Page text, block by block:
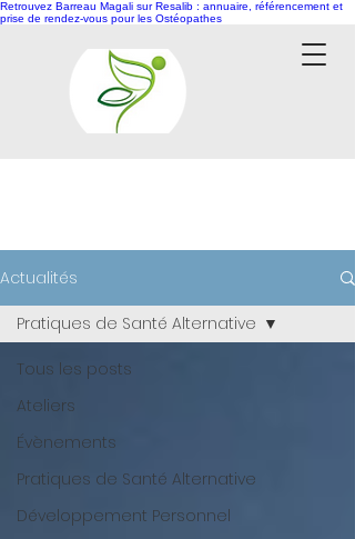
Retrouvez Barreau Magali sur Resalib : annuaire, référencement et
prise de rendez-vous pour les Ostéopathes
Actualités
Tous les posts
Ateliers
Évènements
Pratiques de Santé Alternative
Développement Personnel
Pratiques de Santé Alternative